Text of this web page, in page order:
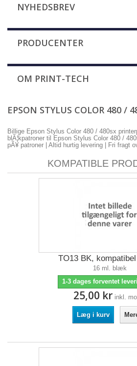
NYHEDSBREV
PRODUCENTER
OM PRINT-TECH
EPSON STYLUS COLOR 480 /
Billige Epson Stylus Color 480 / 480sx
blÃ¦kpatroner til Epson Stylus Color 480 /
pÃ¥ patroner | Altid hurtig levering | Fri fragt
KOMPATIBLE
TO13 BK,
16 ml. blæk
1-3 dages forventet
25,00 kr inkl.
Læg i kurv